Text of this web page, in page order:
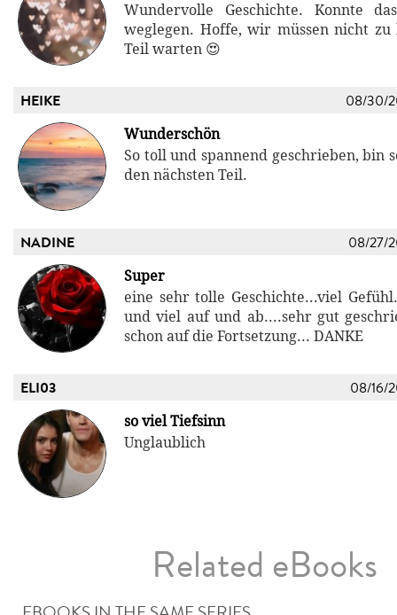
Wundervolle Geschichte. Konnte
weglegen. Hoffe, wir müssen nicht
Teil warten 😍
HEIKE 08/30/
Wunderschön
So toll und spannend geschrieben, bin
den nächsten Teil.
NADINE 08/27/
Super
eine sehr tolle Geschichte...viel
und viel auf und ab....sehr gut
schon auf die Fortsetzung... DANKE
ELI03 08/16/
so viel Tiefsinn
Unglaublich
Related eBooks